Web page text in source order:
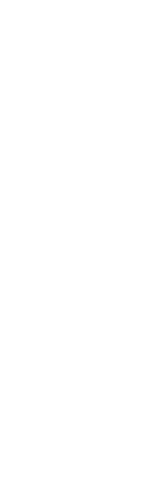
Toutefois, il est possible que la
prix éventuelles. La validation
droit d’annuler ou de refuser la
un bon de livraison, valant